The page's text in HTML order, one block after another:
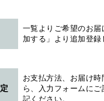
一覧よりご希望のお
加する」より追加登
お支払方法、お届け
ら、入力フォームに
記ください。